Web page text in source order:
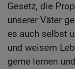
Gesetz, die
unserer Väter
es auch selbst
und weisem
gerne lernen